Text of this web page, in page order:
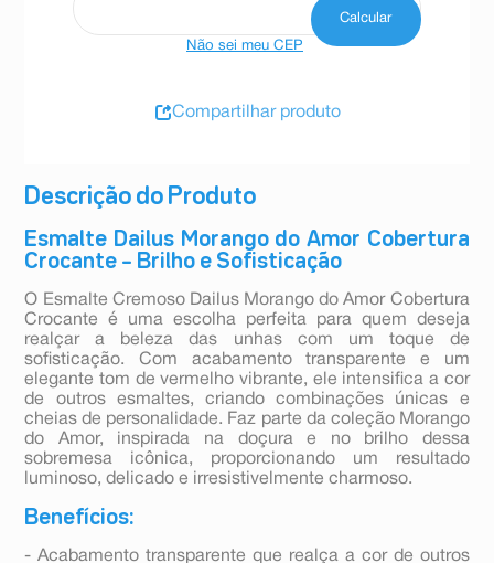
Descrição do Produto
Esmalte Dailus Morango do Amor Cobertura
Crocante – Brilho e Sofisticação
O Esmalte Cremoso Dailus Morango do Amor Cobertura
Crocante é uma escolha perfeita para quem deseja
realçar a beleza das unhas com um toque de
sofisticação. Com acabamento transparente e um
elegante tom de vermelho vibrante, ele intensifica a cor
de outros esmaltes, criando combinações únicas e
cheias de personalidade. Faz parte da coleção Morango
do Amor, inspirada na doçura e no brilho dessa
sobremesa icônica, proporcionando um resultado
luminoso, delicado e irresistivelmente charmoso.
Benefícios:
- Acabamento transparente que realça a cor de outros
Não sei meu CEP
Compartilhar produto